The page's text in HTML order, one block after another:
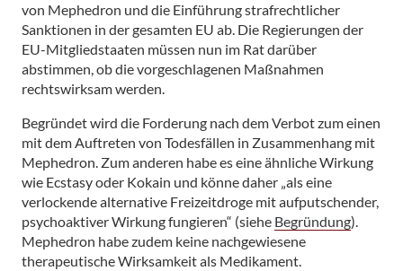
von Mephedron und die Einführung strafrechtlicher
Sanktionen in der gesamten EU ab. Die Regierungen der
EU-Mitgliedstaaten müssen nun im Rat darüber
abstimmen, ob die vorgeschlagenen Maßnahmen
rechtswirksam werden.
Begründet wird die Forderung nach dem Verbot zum einen
mit dem Auftreten von Todesfällen in Zusammenhang mit
Mephedron. Zum anderen habe es eine ähnliche Wirkung
wie Ecstasy oder Kokain und könne daher „als eine
verlockende alternative Freizeitdroge mit aufputschender,
psychoaktiver Wirkung fungieren“ (siehe Begründung).
Mephedron habe zudem keine nachgewiesene
therapeutische Wirksamkeit als Medikament.